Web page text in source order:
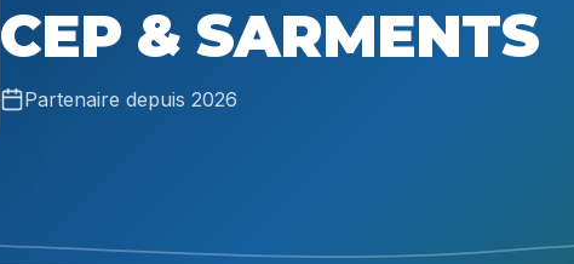
CEP & SARMENTS
Partenaire depuis 2026